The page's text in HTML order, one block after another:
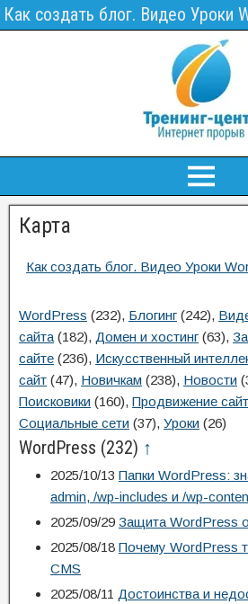
Как создать блог. Видео Уроки
Карта
Как создать блог. Видео Уроки
WordPress (232), Блогинг (242),
сайта (182), Домен и хостинг (63),
сайте (236), Искусственный
сайт (47), Новичкам (238), Новости
Поисковики (160), Продвижение
Социальные сети (37), Уроки (26)
WordPress (232) ↑
2025/10/13 Папки WordPress:
admin, /wp-includes и /wp-
2025/09/29 Защита WordPress
2025/08/18 Почему WordPress
CMS
2025/08/11 Достоинства и